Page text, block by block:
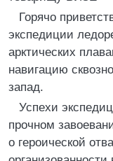
Горячо
экспедиции
арктических
навигацию
запад.
Успехи
прочном
о героической